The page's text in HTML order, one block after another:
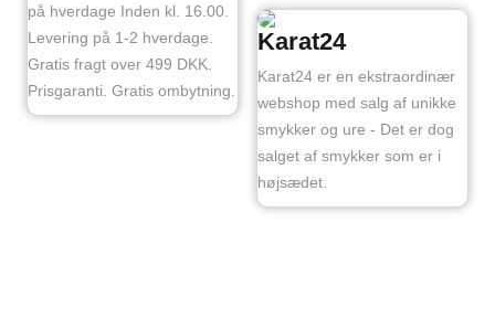
på hverdage Inden kl. 16.00.
Levering på 1-2 hverdage.
Gratis fragt over 499 DKK.
Prisgaranti. Gratis ombytning.
Karat24
Karat24 er en ekstraordinær
webshop med salg af unikke
smykker og ure - Det er dog
salget af smykker som er i
højsædet.